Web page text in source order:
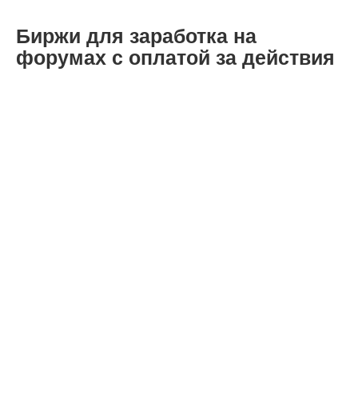
Биржи для заработка на
форумах с оплатой за действия